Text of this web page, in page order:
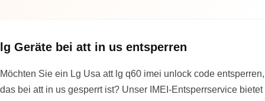
lg Geräte bei att in us entsperren
Möchten Sie ein Lg Usa att lg q60 imei unlock code entsperren,
das bei att in us gesperrt ist? Unser IMEI-Entsperrservice bietet